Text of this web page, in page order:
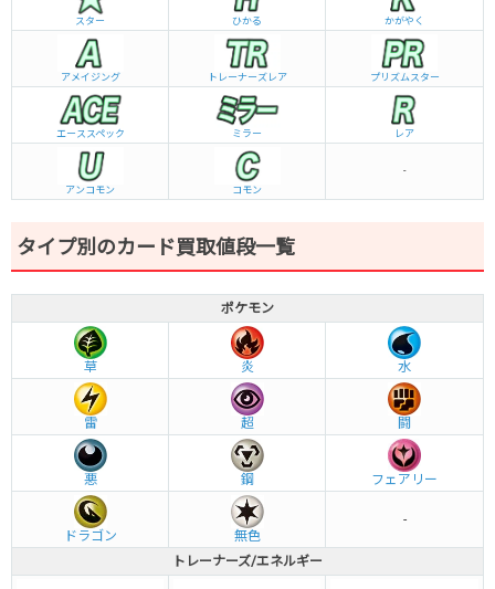
スター ひかる かがやく
アメイジング トレーナーズレア プリズムスター
エーススペック ミラー レア
アンコモン コモン
-
タイプ別のカード買取値段一覧
ポケモン
草 炎 水
雷 超 闘
悪 鋼 フェアリー
ドラゴン 無色
-
トレーナーズ/エネルギー